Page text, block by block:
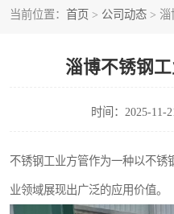
当前位置： 首页 > 公司动态 > 淄
淄博不锈钢
时间：2025-11-
不锈钢工业方管作为一种以不锈
业领域展现出广泛的应用价值。
不锈钢角钢
不锈钢板